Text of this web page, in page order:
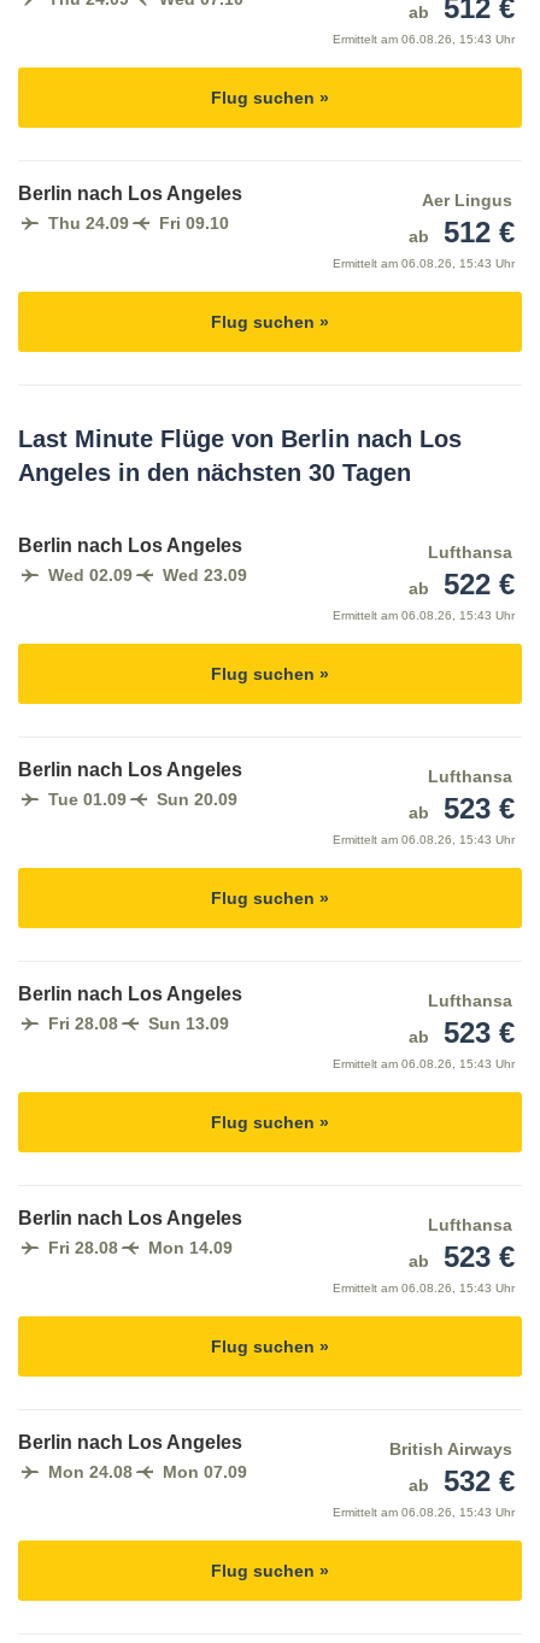
ab 512 €
Ermittelt am 06.08.26, 15:43 Uhr
Flug suchen »
Berlin nach Los Angeles
Thu 24.09 Fri 09.10
Aer Lingus
ab
512 €
Ermittelt am 06.08.26, 15:43 Uhr
Flug suchen »
Last Minute Flüge von Berlin nach Los
Angeles in den nächsten 30 Tagen
Berlin nach Los Angeles
Wed 02.09 Wed 23.09
Lufthansa
ab
522 €
Ermittelt am 06.08.26, 15:43 Uhr
Flug suchen »
Berlin nach Los Angeles
Tue 01.09 Sun 20.09
Lufthansa
ab
523 €
Ermittelt am 06.08.26, 15:43 Uhr
Flug suchen »
Berlin nach Los Angeles
Fri 28.08 Sun 13.09
Lufthansa
ab
523 €
Ermittelt am 06.08.26, 15:43 Uhr
Flug suchen »
Berlin nach Los Angeles
Fri 28.08 Mon 14.09
Lufthansa
ab
523 €
Ermittelt am 06.08.26, 15:43 Uhr
Flug suchen »
Berlin nach Los Angeles
Mon 24.08 Mon 07.09
British Airways
ab
532 €
Ermittelt am 06.08.26, 15:43 Uhr
Flug suchen »